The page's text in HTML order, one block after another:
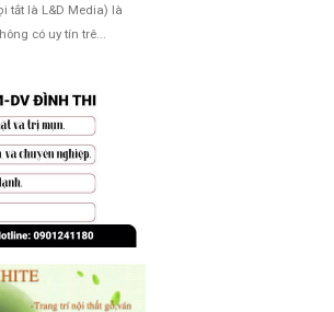
tắt là L&D Media) là
có uy tín trê...